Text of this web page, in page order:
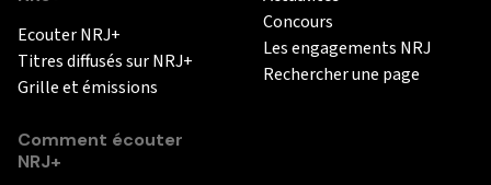
Ecouter NRJ+
Titres diffusés sur NRJ+
Grille et émissions
Comment écouter
NRJ+
Concours
Les engagements NRJ
Rechercher une page